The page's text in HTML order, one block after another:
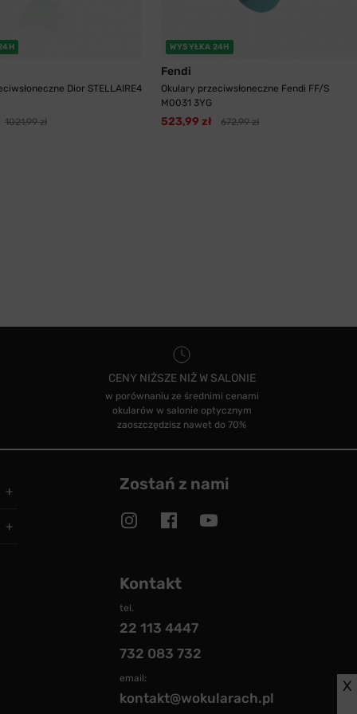
Dior STELLAIRE4
1021,99 zł
WYSYŁKA 24H
Fendi
Okulary przeciwsłoneczne Fendi FF/S
M0031 3YG
523,99 zł 672,99 zł
CENY NIŻSZE NIŻ W SALONIE
w porównaniu ze średnimi cenami
okularów w salonie optycznym
zaoszczędzisz nawet do 70%
Zostań z nami
Kontakt
tel.
22 113 4447
732 083 732
email:
kontakt@wokularach.pl
X